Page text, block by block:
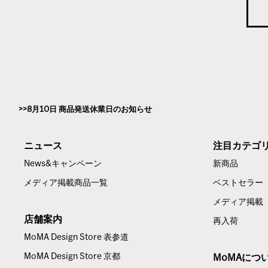
8月10日 商品発送休業日のお知らせ
ニュース
News&キャンペーン
メディア掲載商品一覧
店舗案内
MoMA Design Store 表参道
MoMA Design Store 京都
注目カテゴ
新商品
ベストセラー
メディア掲載
再入荷
MoMAにつ